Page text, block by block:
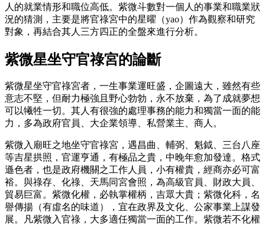
人的就業情形和職位高低。紫微斗數對一個人的事業和職業狀
況的猜測，主要是將官祿宮中的星曜（yao）作為觀察和研究
對象，再結合其人三方四正的全盤來進行分析。
紫微星坐守官祿宮的論斷
紫微星坐守官祿宮者，一生事業運旺盛，企圖遠大，雖然有些
意志不堅，但耐力極強且野心勃勃，永不放棄，為了成就夢想
可以犧牲一切。其人有很強的處理事務的能力和獨當一面的能
力，多為政府官員、大企業領導、私營業主、商人。
紫微入廟旺之地坐守官祿宮，遇昌曲、輔弼、魁鉞、三台八座
等吉星拱照，官運亨通，有極品之貴，中晚年愈加發達。格式
遜色者，也是政府機關之工作人員，小有權貴，經商亦必可富
裕。與祿存、化祿、天馬同宮會照，為高級官員、財政大員、
貿易巨富。紫微化權，必執掌權柄，吉眾大貴；紫微化科，名
譽傳揚（有虛名的味道），宜在政界及文化、公家事業上謀發
展。凡紫微入官祿，大多適任獨當一面的工作。紫微若不化權